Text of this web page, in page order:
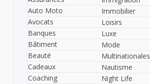
Auto Moto
Avocats
Banques
Bâtiment
Beauté
Cadeaux
Coaching
Immobilier
Loisirs
Luxe
Mode
Multinationales
Nautisme
Night Life